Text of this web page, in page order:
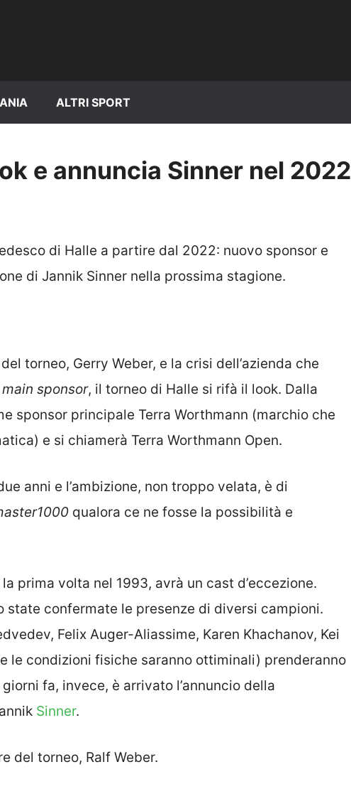
ALTRI SPORT
e annuncia Sinner nel 2022
di Halle a partire dal 2022: nuovo sponsor e
di Jannik Sinner nella prossima stagione.
torneo, Gerry Weber, e la crisi dell’azienda che
main sponsor, il torneo di Halle si rifà il look. Dalla
sponsor principale Terra Worthmann (marchio che
e si chiamerà Terra Worthmann Open.
anni e l’ambizione, non troppo velata, è di
qualora ce ne fosse la possibilità e
prima volta nel 1993, avrà un cast d’eccezione.
state confermate le presenze di diversi campioni.
Felix Auger-Aliassime, Karen Khachanov, Kei
le condizioni fisiche saranno ottiminali) prenderanno
fa, invece, è arrivato l’annuncio della
Sinner.
del torneo, Ralf Weber.